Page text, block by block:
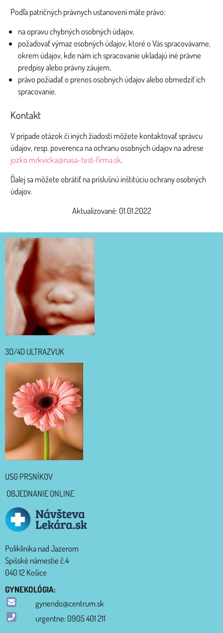
Podľa patričných právnych ustanovení máte právo:
na opravu chybných osobných údajov,
požadovať výmaz osobných údajov, ktoré o Vás spracovávame,
okrem údajov, kde nám ich spracovanie ukladajú iné právne
predpisy alebo právny záujem,
právo požiadať o prenos osobných údajov alebo obmedziť ich
spracovanie.
Kontakt
V prípade otázok či iných žiadostí môžete kontaktovať správcu
údajov, resp. poverenca na ochranu osobných údajov na adrese
jozko.mrkvicka@nasa-test-firma.sk.
Ďalej sa môžete obrátiť na príslušnú inštitúciu ochrany osobných
údajov.
Aktualizované: 01.01.2022
3D/4D ULTRAZVUK
USG PRSNÍKOV
OBJEDNANIE ONLINE
Poliklinika nad Jazerom
Spišské námestie č.4
040 12 Košice
GYNEKOLÓGIA:
gynendo@centrum.sk
urgentne: 0905 401 211